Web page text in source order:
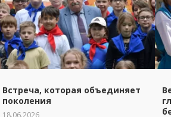
Встреча, которая объединяет
поколения